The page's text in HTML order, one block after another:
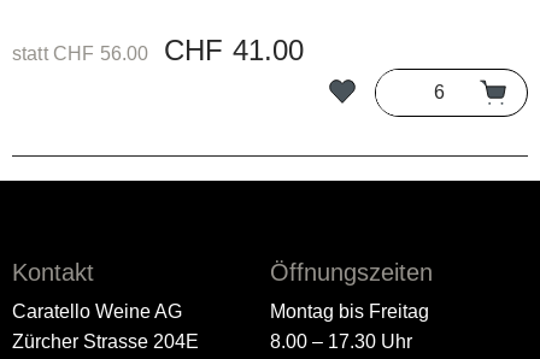
statt CHF 56.00 CHF 41.00
Kontakt
Caratello Weine AG
Zürcher Strasse 204E
Öffnungszeiten
Montag bis Freitag
8.00 – 17.30 Uhr